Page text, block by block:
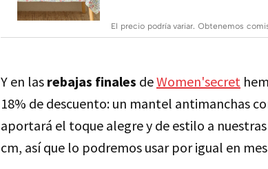
El precio podría variar. Obtenemos
Y en las rebajas finales deWomen'secret
18% de descuento: un mantel antimanchas
aportará el toque alegre y de estilo a nuestras
cm, así que lo podremos usar por igual en